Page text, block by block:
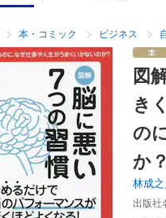
本・コミック ビジネス
図
き
の
か？
林成
出版社